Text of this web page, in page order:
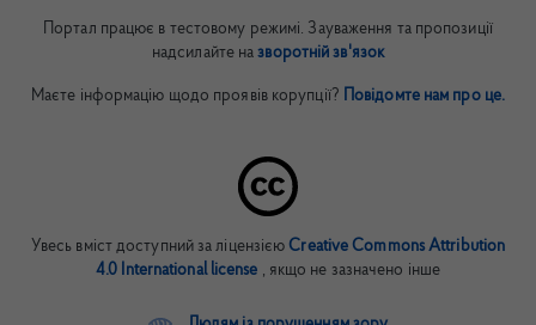
Портал працює в тестовому режимі. Зауваження та пропозиції
надсилайте назворотній зв'язок
Маєте інформацію щодо проявів корупції? Повідомте нам про це.
Увесь вміст доступний за ліцензією Creative Commons Attribution
4.0 International license , якщо не зазначено інше